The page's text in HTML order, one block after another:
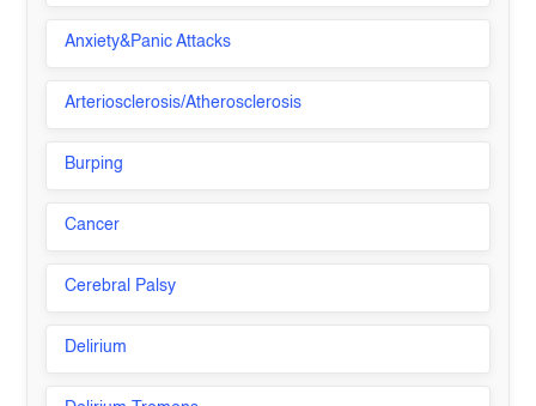
Anxiety&Panic Attacks
Arteriosclerosis/Atherosclerosis
Burping
Cancer
Cerebral Palsy
Delirium